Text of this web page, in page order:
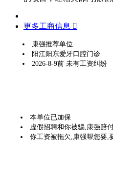
更多工商信息 
康强推荐单位
阳江阳东爱牙口腔门诊
2026-8-9前 未有工资纠纷
本单位已加保
虚假招聘和你被骗,康强赔
你工资被拖欠,康强帮您要,